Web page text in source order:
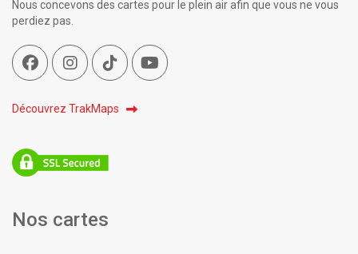
Nous concevons des cartes pour le plein air afin que vous ne vous
perdiez pas.
Découvrez TrakMaps
Nos cartes